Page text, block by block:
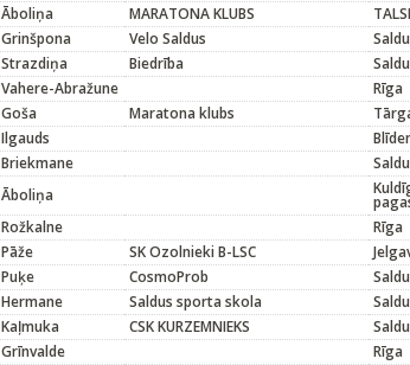
Āboliņa MARATONA KLUBS TALSI
Grinšpona Velo Saldus
Strazdiņa Biedrība
Vahere-Abražune Rīga
Goša Maratona klubs
Ilgauds
Briekmane
Āboliņa
Rožkalne Rīga
Pāže SK Ozolnieki B-LSC
Puķe CosmoProb
Hermane Saldus sporta skola
Kaļmuka CSK KURZEMNIEKS
Grīnvalde Rīga